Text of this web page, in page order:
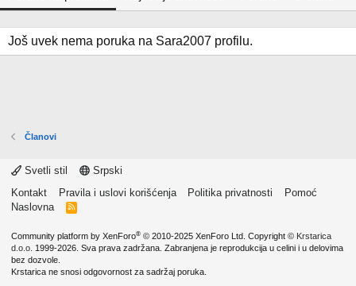
Još uvek nema poruka na Sara2007 profilu.
Članovi
Svetli stil
Srpski
Kontakt
Pravila i uslovi korišćenja Politika privatnosti
Pomoć
Naslovna
R
Community platform by XenForo® © 2010-2025 XenForo Ltd. Copyright © Krstarica
d.o.o. 1999-2026. Sva prava zadržana. Zabranjena je reprodukcija u celini i u delovima
bez dozvole.
Krstarica ne snosi odgovornost za sadržaj poruka.